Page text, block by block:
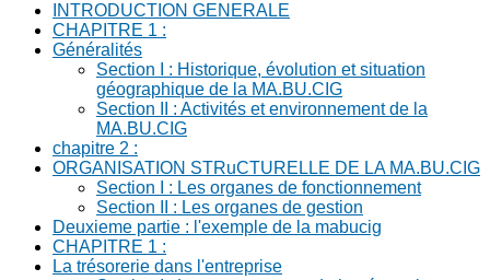
INTRODUCTION GENERALE
CHAPITRE 1 :
Généralités
Section I : Historique, évolution et situation
géographique de la MA.BU.CIG
Section II : Activités et environnement de la
MA.BU.CIG
chapitre 2 :
ORGANISATION STRuCTURELLE DE LA MA.BU.CIG
Section I : Les organes de fonctionnement
Section II : Les organes de gestion
Deuxieme partie : l'exemple de la mabucig
CHAPITRE 1 :
La trésorerie dans l'entreprise